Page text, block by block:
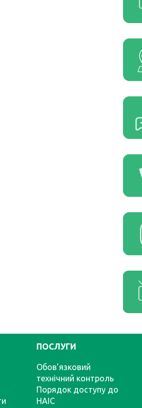
ПОСЛУГИ
Обов’язковий
технічний контроль
Порядок доступу до
НАІС